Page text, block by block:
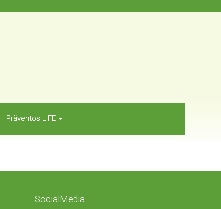
Präventos LIFE
SocialMedia